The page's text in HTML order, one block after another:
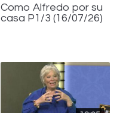
Como Alfredo por su
casa P1/3 (16/07/26)